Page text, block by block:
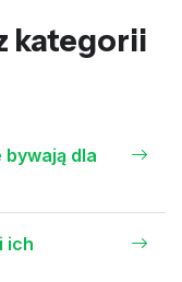
kategorii
dla
ich